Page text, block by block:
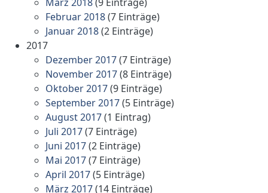
Februar 2018(7 Einträge)
Januar 2018(2 Einträge)
2017
Dezember 2017(7 Einträge)
November 2017(8 Einträge)
Oktober 2017(9 Einträge)
September 2017(5 Einträge)
August 2017(1 Eintrag)
Juli 2017(7 Einträge)
Juni 2017(2 Einträge)
Mai 2017(7 Einträge)
April 2017(5 Einträge)
März 2017(14 Einträge)